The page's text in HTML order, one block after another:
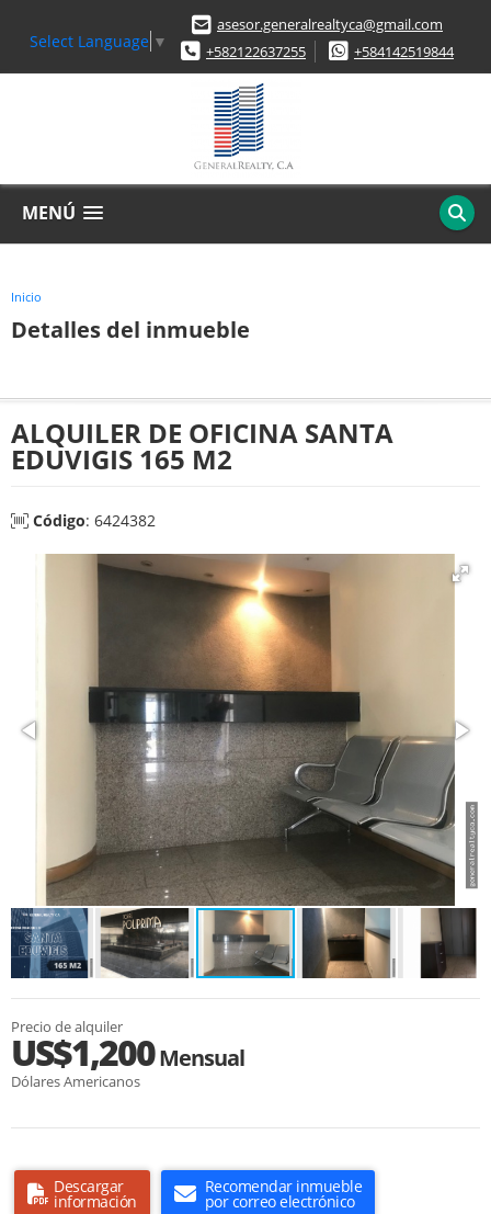
Select Language ▼
asesor.generalrealtyca@gmail.com
+582122637255
+584142519844
MENÚ
Inicio
Detalles del inmueble
ALQUILER DE OFICINA SANTA
EDUVIGIS 165 M2
Código: 6424382
Precio de alquiler
US$1,200Mensual
Dólares Americanos
Descargar
información
Recomendar inmueble
por correo electrónico